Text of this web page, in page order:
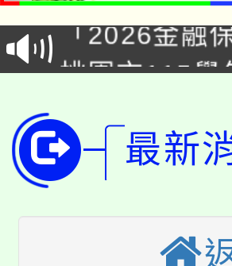
代理(課)教師
「2026金融
車」活動
桃園市115學
代理(課)教師
公告本校115
代理(課)教師
轉知中國文
轉知苗栗縣
最新